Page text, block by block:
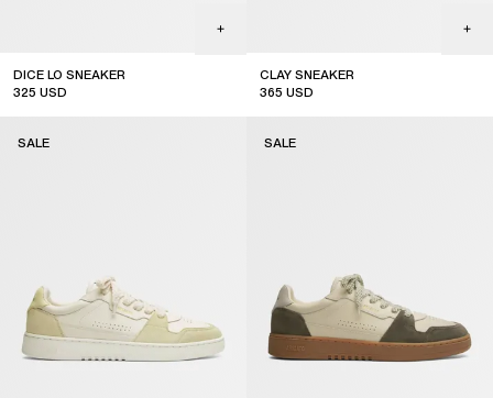
DICE LO SNEAKER
325 USD
CLAY SNEAKER
365 USD
SALE SALE